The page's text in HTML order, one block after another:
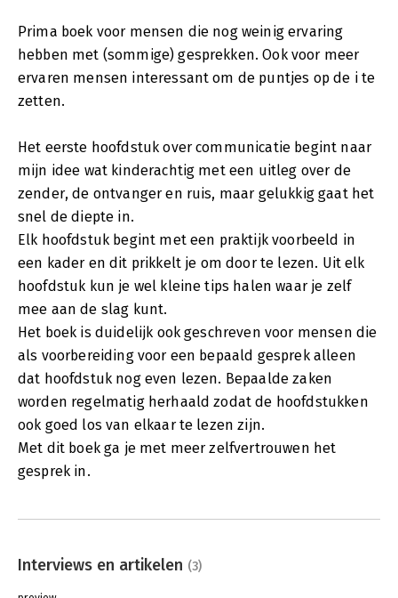
Prima boek voor mensen die nog weinig ervaring
hebben met (sommige) gesprekken. Ook voor meer
ervaren mensen interessant om de puntjes op de i te
zetten.
Het eerste hoofdstuk over communicatie begint naar
mijn idee wat kinderachtig met een uitleg over de
zender, de ontvanger en ruis, maar gelukkig gaat het
snel de diepte in.
Elk hoofdstuk begint met een praktijk voorbeeld in
een kader en dit prikkelt je om door te lezen. Uit elk
hoofdstuk kun je wel kleine tips halen waar je zelf
mee aan de slag kunt.
Het boek is duidelijk ook geschreven voor mensen die
als voorbereiding voor een bepaald gesprek alleen
dat hoofdstuk nog even lezen. Bepaalde zaken
worden regelmatig herhaald zodat de hoofdstukken
ook goed los van elkaar te lezen zijn.
Met dit boek ga je met meer zelfvertrouwen het
gesprek in.
Interviews en artikelen (3)